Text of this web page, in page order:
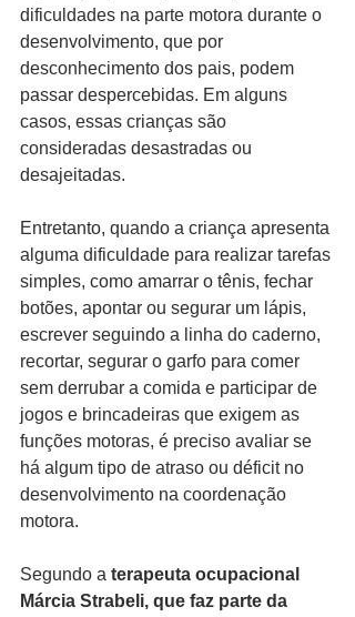
dificuldades na parte motora durante o
desenvolvimento, que por
desconhecimento dos pais, podem
passar despercebidas. Em alguns
casos, essas crianças são
consideradas desastradas ou
desajeitadas.
Entretanto, quando a criança apresenta
alguma dificuldade para realizar tarefas
simples, como amarrar o tênis, fechar
botões, apontar ou segurar um lápis,
escrever seguindo a linha do caderno,
recortar, segurar o garfo para comer
sem derrubar a comida e participar de
jogos e brincadeiras que exigem as
funções motoras, é preciso avaliar se
há algum tipo de atraso ou déficit no
desenvolvimento na coordenação
motora.
Segundo a terapeuta ocupacional
Márcia Strabeli, que faz parte da